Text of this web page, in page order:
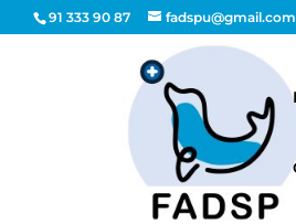
91 333 90 87 fadspu@gmail.com